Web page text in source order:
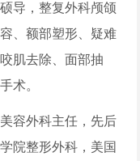
导，整复外科颅颌
、额部塑形、疑难
肌去除、面部抽
术。
容外科主任，先后
院整形外科，美国